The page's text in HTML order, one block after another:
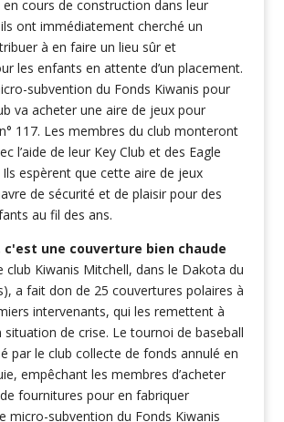
cours de construction dans leur
ont immédiatement cherché un
à en faire un lieu sûr et
les enfants en attente d’un placement.
subvention du Fonds Kiwanis pour
va acheter une aire de jeux pour
117. Les membres du club monteront
l’aide de leur Key Club et des Eagle
espèrent que cette aire de jeux
de sécurité et de plaisir pour des
au fil des ans.
une couverture bien chaude
club Kiwanis Mitchell, dans le Dakota du
a fait don de 25 couvertures polaires à
intervenants, qui les remettent à
situation de crise. Le tournoi de baseball
par le club collecte de fonds annulé en
empêchant les membres d’acheter
fournitures pour en fabriquer
micro-subvention du Fonds Kiwanis